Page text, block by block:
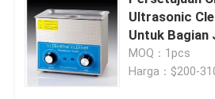
Ultrasonic
Untuk Bagian
MOQ：1pcs
Harga：$200-